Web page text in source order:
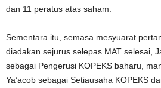
dan 11 peratus atas saham.
Sementara itu, semasa mesyuarat
diadakan sejurus selepas MAT selesai,
sebagai Pengerusi KOPEKS baharu,
Ya’acob sebagai Setiausaha KOPEKS